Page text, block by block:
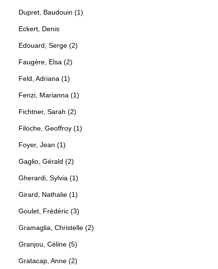
Dupret, Baudouin (1)
Eckert, Denis
Edouard, Serge (2)
Faugère, Elsa (2)
Feld, Adriana (1)
Fenzi, Marianna (1)
Fichtner, Sarah (2)
Filoche, Geoffroy (1)
Foyer, Jean (1)
Gaglio, Gérald (2)
Gherardi, Sylvia (1)
Girard, Nathalie (1)
Goulet, Frédéric (3)
Gramaglia, Christelle (2)
Granjou, Céline (5)
Gratacap, Anne (2)